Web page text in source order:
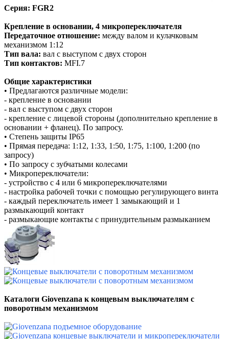
Серия: FGR2
Крепление в основании, 4 микропереключателя
Передаточное отношение: между валом и кулачковым
механизмом 1:12
Тип вала: вал с выступом с двух сторон
Тип контактов: MFI.7
Общие характеристики
• Предлагаются различные модели:
- крепление в основании
- вал с выступом с двух сторон
- крепление с лицевой стороны (дополнительно крепление в
основании + фланец). По запросу.
• Степень защиты IP65
• Прямая передача: 1:12, 1:33, 1:50, 1:75, 1:100, 1:200 (по
запросу)
• По запросу с зубчатыми колесами
• Микропереключатели:
- устройство с 4 или 6 микропереключателями
- настройка рабочей точки с помощью регулирующего винта
- каждый переключатель имеет 1 замыкающий и 1
размыкающий контакт
- размыкающие контакты с принудительным размыканием
Каталоги Giovenzana к концевым выключателям с
поворотным механизмом